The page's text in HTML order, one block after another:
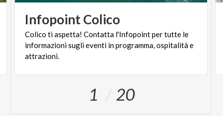
InfopointColico
Colico ti aspetta! Contatta l'Infopoint per tutte le
informazioni sugli eventi in programma, ospitalità e
attrazioni.
1 20